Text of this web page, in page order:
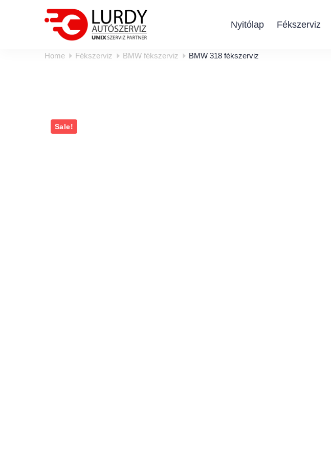
Nyitólap Fékszerviz
Home Fékszerviz BMW fékszerviz BMW 318 fékszerviz
Sale!